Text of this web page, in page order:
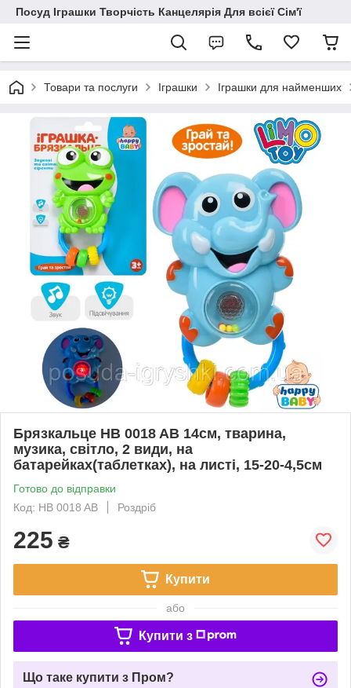
Посуд Іграшки Творчість Канцелярія Для всієї Сім'ї
Товари та послуги Іграшки Іграшки для найменших
Брязкальце HB 0018 AB 14cм, тварина,
музика, світло, 2 види, на
батарейках(таблетках), на листі, 15-20-4,5см
Готово до відправки
Код: HB 0018 AB
Роздріб
225 ₴
Купити
або
Купити з
Що таке купити з Пром?